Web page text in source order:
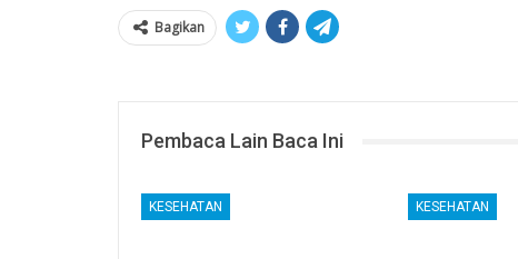
Bagikan
Pembaca Lain Baca Ini
KESEHATAN KESEHATAN